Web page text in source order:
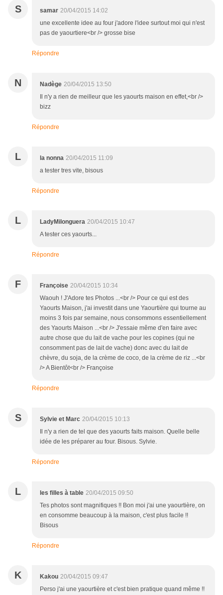
S samar 20/04/2015 14:02
une excellente idee au four j'adore l'idee surtout moi qui n'est
pas de yaourtiere<br /> grosse bise
Répondre
N Nadège 20/04/2015 13:50
Il n'y a rien de meilleur que les yaourts maison en effet,<br />
bizz
Répondre
L la nonna 20/04/2015 11:09
a tester tres vite, bisous
Répondre
L LadyMilonguera 20/04/2015 10:47
A tester ces yaourts...
Répondre
F Françoise 20/04/2015 10:34
Waouh ! J'Adore tes Photos ...<br /> Pour ce qui est des
Yaourts Maison, j'ai investit dans une Yaourtière qui tourne au
moins 3 fois par semaine, nous consommons essentiellement
des Yaourts Maison ...<br /> J'essaie même d'en faire avec
autre chose que du lait de vache pour les copines (qui ne
consomment pas de lait de vache) donc avec du lait de
chèvre, du soja, de la crème de coco, de la crème de riz ...<br
/> A Bientôt<br /> Françoise
Répondre
S Sylvie et Marc 20/04/2015 10:13
Il n'y a rien de tel que des yaourts faits maison. Quelle belle
idée de les préparer au four. Bisous. Sylvie.
Répondre
L les filles à table 20/04/2015 09:50
Tes photos sont magnifiques !! Bon moi j'ai une yaourtière, on
en consomme beaucoup à la maison, c'est plus facile !!
Bisous
Répondre
K Kakou 20/04/2015 09:47
Perso j'ai une yaourtière et c'est bien pratique quand même !!